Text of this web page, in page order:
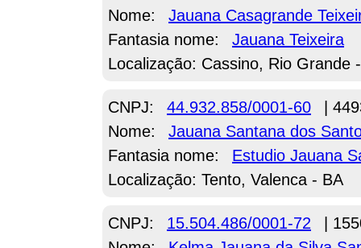
Nome:
Jauana Casagrande
Fantasia nome:
Jauana Teixeira
Localização: Cassino, Rio Grande
CNPJ: 44.932.858/0001-60
|
Nome:
Jauana Santana dos
Fantasia nome:
Estudio Jauana
Localização: Tento, Valenca - BA
CNPJ: 15.504.486/0001-72
|